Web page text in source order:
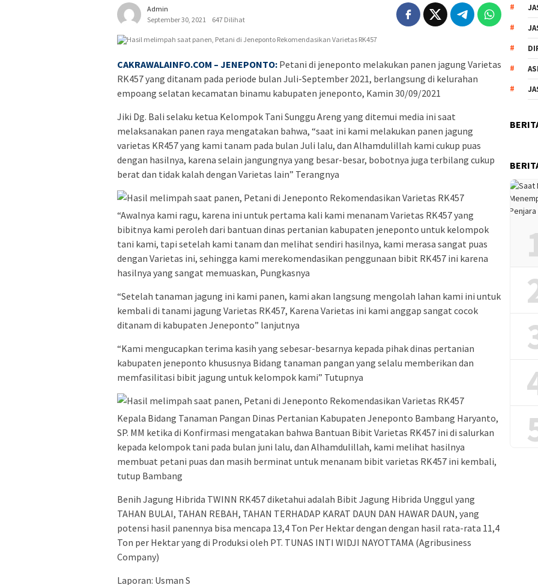
Admin
September 30, 2021
647 Dilihat
CAKRAWALAINFO.COM – JENEPONTO: Petani di jeneponto melakukan panen jagung Varietas
RK457 yang ditanam pada periode bulan Juli-September 2021, berlangsung di kelurahan
empoang selatan kecamatan binamu kabupaten jeneponto, Kamin 30/09/2021
Jiki Dg. Bali selaku ketua Kelompok Tani Sunggu Areng yang ditemui media ini saat
melaksanakan panen raya mengatakan bahwa, “saat ini kami melakukan panen jagung
varietas KR457 yang kami tanam pada bulan Juli lalu, dan Alhamdulillah kami cukup puas
dengan hasilnya, karena selain jangungnya yang besar-besar, bobotnya juga terbilang cukup
berat dan tidak kalah dengan Varietas lain” Terangnya
“Awalnya kami ragu, karena ini untuk pertama kali kami menanam Varietas RK457 yang
bibitnya kami peroleh dari bantuan dinas pertanian kabupaten jeneponto untuk kelompok
tani kami, tapi setelah kami tanam dan melihat sendiri hasilnya, kami merasa sangat puas
dengan Varietas ini, sehingga kami merekomendasikan penggunaan bibit RK457 ini karena
hasilnya yang sangat memuaskan, Pungkasnya
“Setelah tanaman jagung ini kami panen, kami akan langsung mengolah lahan kami ini untuk
kembali di tanami jagung Varietas RK457, Karena Varietas ini kami anggap sangat cocok
ditanam di kabupaten Jeneponto” lanjutnya
“Kami mengucapkan terima kasih yang sebesar-besarnya kepada pihak dinas pertanian
kabupaten jeneponto khususnya Bidang tanaman pangan yang selalu memberikan dan
memfasilitasi bibit jagung untuk kelompok kami” Tutupnya
Kepala Bidang Tanaman Pangan Dinas Pertanian Kabupaten Jeneponto Bambang Haryanto,
SP. MM ketika di Konfirmasi mengatakan bahwa Bantuan Bibit Varietas RK457 ini di salurkan
kepada kelompok tani pada bulan juni lalu, dan Alhamdulillah, kami melihat hasilnya
membuat petani puas dan masih berminat untuk menanam bibit varietas RK457 ini kembali,
tutup Bambang
Benih Jagung Hibrida TWINN RK457 diketahui adalah Bibit Jagung Hibrida Unggul yang
TAHAN BULAI, TAHAN REBAH, TAHAN TERHADAP KARAT DAUN DAN HAWAR DAUN, yang
potensi hasil panennya bisa mencapa 13,4 Ton Per Hektar dengan dengan hasil rata-rata 11,4
Ton per Hektar yang di Produksi oleh PT. TUNAS INTI WIDJI NAYOTTAMA (Agribusiness
Company)
Laporan: Usman S